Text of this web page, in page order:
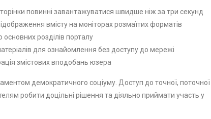
повинні завантажуватися швидше ніж за три секунд
вмісту на моніторах розмаїтих форматів
основних розділів порталу
для ознайомлення без доступу до мережі
змістових вподобань юзера
демократичного соціуму. Доступ до точної, поточної
робити доцільні рішення та діяльно приймати участь у